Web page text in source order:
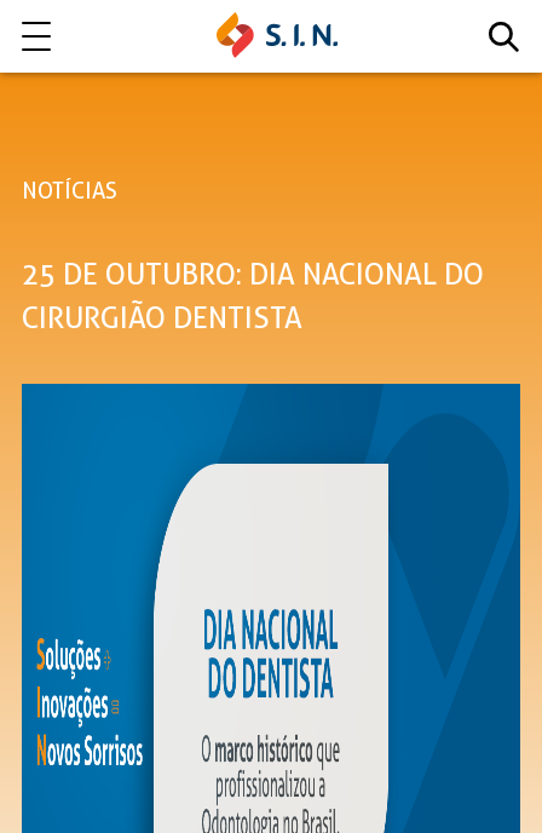
Nossas Soluções
EXPLORE NOSSAS SOLUÇÕES
Ver todos
Educação
NOTÍCIAS
25 DE OUTUBRO: DIA NACIONAL DO
CIRURGIÃO DENTISTA